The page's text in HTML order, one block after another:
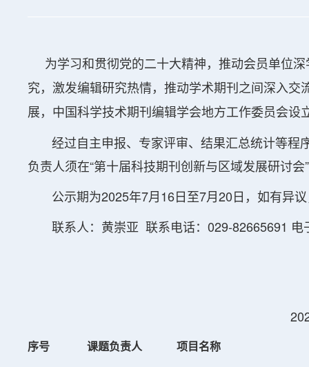
为学习和贯彻党的二十大精神，推动会员单位
究，激发编辑研究热情，推动学术期刊之间深入
展，中国科学技术期刊编辑学会地方工作委员会设
经过自主申报、专家评审、结果汇总统计等程
负责人须在“第十届科技期刊创新与区域发展研讨
公示期为2025年7月16日至7月20日，如有异议
联系人：黄崇亚 联系电话：029-82665691 电
序号 课题负责人
项目名称